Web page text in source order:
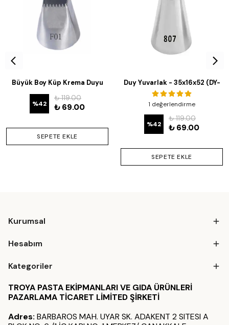
Büyük Boy Küp Krema Duyu
36x20x40 Mm (DY-F01)
%42
₺ 119.00
₺ 69.00
SEPETE EKLE
Duy Yuvarlak - 35x16x52 (DY-
807)
1 değerlendirme
%42
₺ 119.00
₺ 69.00
SEPETE EKLE
Kurumsal
Hesabım
Kategoriler
TROYA PASTA EKİPMANLARI VE GIDA ÜRÜNLERİ
PAZARLAMA TİCARET LİMİTED ŞİRKETİ
Adres: BARBAROS MAH. UYAR SK. ADAKENT 2 SITESI A